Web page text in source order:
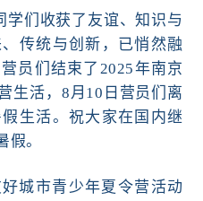
学们收获了友谊、知识与
传统与创新，已悄然融
员们结束了 2025年南京
生活 ，8月10日营员们离
生活。祝大家在国内继
假。
城市青少年夏令营活动